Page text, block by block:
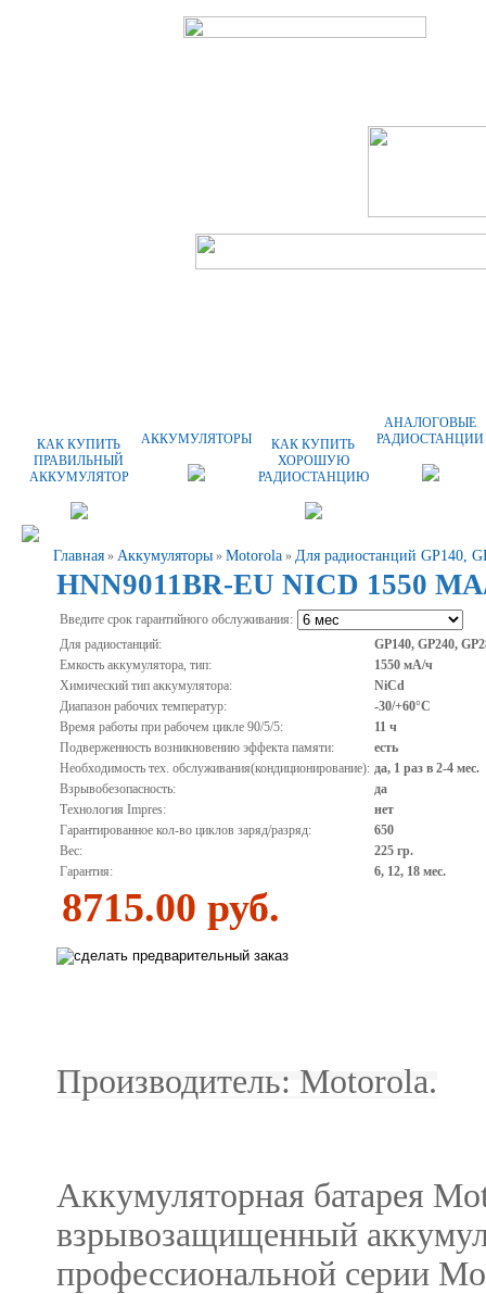
КАК КУПИТЬ
ПРАВИЛЬНЫЙ
АККУМУЛЯТОР
АККУМУЛЯТОРЫ
КАК КУПИТЬ
ХОРОШУЮ
РАДИОСТАНЦИЮ
АНАЛОГОВЫЕ
РАДИОСТАНЦИИ
Главная » Аккумуляторы » Motorola » Для радиостанций GP140,
HNN9011BR-EU NICD 1550
Введите срок гарантийного обслуживания:
Для радиостанций:
GP140, GP240,
Емкость аккумулятора, тип:
1550 мА/ч
Химический тип аккумулятора:
NiCd
Диапазон рабочих температур:
-30/+60°С
Время работы при рабочем цикле 90/5/5:
11 ч
Подверженность возникновению эффекта памяти:
есть
Необходимость тех. обслуживания(кондиционирование): да, 1 раз в 2-4 мес.
Взрывобезопасность:
да
Технология Impres:
нет
Гарантированное кол-во циклов заряд/разряд:
650
Вес:
225 гр.
Гарантия:
6, 12, 18 мес.
8715.00 руб.
Производитель: Motorola.
Аккумуляторная батарея
взрывозащищенный
профессиональной серии